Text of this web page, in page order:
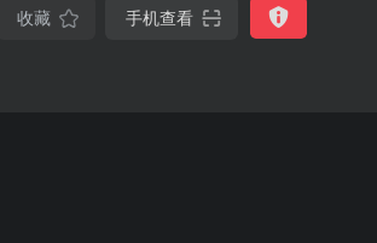
收藏 手机查看